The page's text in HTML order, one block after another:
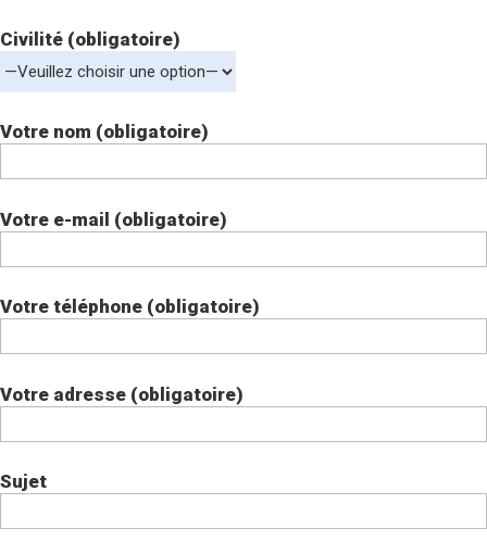
Civilité (obligatoire)
Votre nom (obligatoire)
Votre e-mail (obligatoire)
Votre téléphone (obligatoire)
Votre adresse (obligatoire)
Sujet